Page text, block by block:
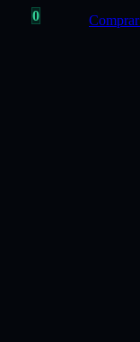
0
Comprar